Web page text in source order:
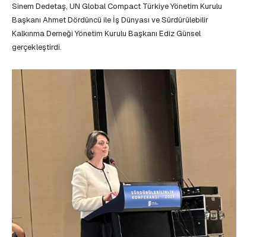
Sinem Dedetaş, UN Global Compact Türkiye Yönetim Kurulu
Başkanı Ahmet Dördüncü ile İş Dünyası ve Sürdürülebilir
Kalkınma Derneği Yönetim Kurulu Başkanı Ediz Günsel
gerçekleştirdi.